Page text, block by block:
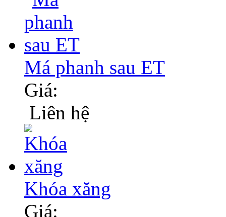
Má phanh sau ET
Giá:
Liên hệ
Khóa xăng
Giá: